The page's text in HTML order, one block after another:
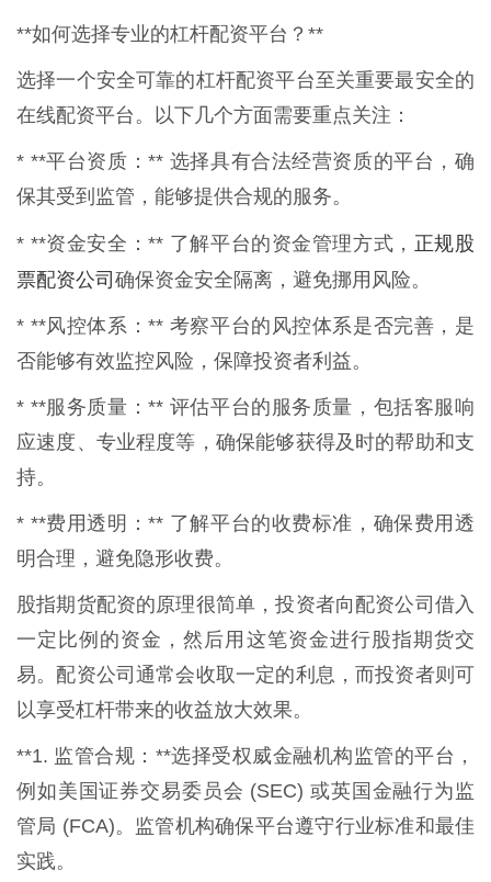
**如何选择专业的杠杆配资平台？**
选择一个安全可靠的杠杆配资平台至关重要最安全的
在线配资平台。以下几个方面需要重点关注：
* **平台资质：** 选择具有合法经营资质的平台，确
保其受到监管，能够提供合规的服务。
* **资金安全：** 了解平台的资金管理方式， 正规股
票配资公司确保资金安全隔离，避免挪用风险。
* **风控体系：** 考察平台的风控体系是否完善，是
否能够有效监控风险，保障投资者利益。
* **服务质量：** 评估平台的服务质量，包括客服响
应速度、专业程度等，确保能够获得及时的帮助和支
持。
* **费用透明：** 了解平台的收费标准，确保费用透
明合理，避免隐形收费。
股指期货配资的原理很简单，投资者向配资公司借入
一定比例的资金，然后用这笔资金进行股指期货交
易。配资公司通常会收取一定的利息，而投资者则可
以享受杠杆带来的收益放大效果。
**1. 监管合规：**选择受权威金融机构监管的平台，
例如美国证券交易委员会 (SEC) 或英国金融行为监
管局 (FCA)。监管机构确保平台遵守行业标准和最佳
实践。